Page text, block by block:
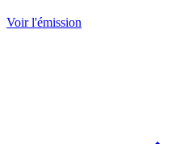
Voir l'émission